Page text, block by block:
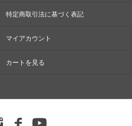
特定商取引法に基づく表記
マイアカウント
カートを見る